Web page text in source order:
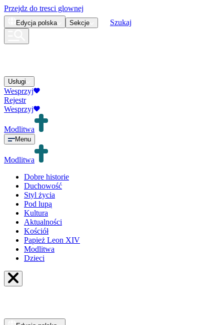
Przejdz do tresci glownej
Edycja polska Sekcje Szukaj
Usługi
Wesprzyj
Rejestr
Wesprzyj
Modlitwa
Menu
Modlitwa
Dobre historie
Duchowość
Styl życia
Pod lupą
Kultura
Aktualności
Kościół
Papież Leon XIV
Modlitwa
Dzieci